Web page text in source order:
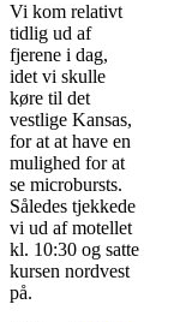
Vi kom relativt
tidlig ud af
fjerene i dag,
idet vi skulle
køre til det
vestlige Kansas,
for at at have en
mulighed for at
se microbursts.
Således tjekkede
vi ud af motellet
kl. 10:30 og satte
kursen nordvest
på.